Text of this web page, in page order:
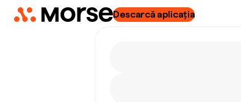
Descarcă aplicația